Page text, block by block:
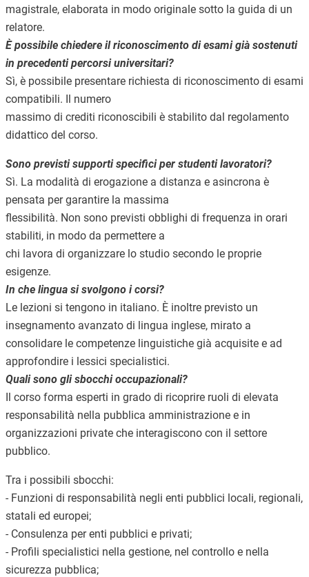
magistrale, elaborata in modo originale sotto la guida di un
relatore.
È possibile chiedere il riconoscimento di esami già sostenuti
in precedenti percorsi universitari?
Sì, è possibile presentare richiesta di riconoscimento di esami
compatibili. Il numero
massimo di crediti riconoscibili è stabilito dal regolamento
didattico del corso.
Sono previsti supporti specifici per studenti lavoratori?
Sì. La modalità di erogazione a distanza e asincrona è
pensata per garantire la massima
flessibilità. Non sono previsti obblighi di frequenza in orari
stabiliti, in modo da permettere a
chi lavora di organizzare lo studio secondo le proprie
esigenze.
In che lingua si svolgono i corsi?
Le lezioni si tengono in italiano. È inoltre previsto un
insegnamento avanzato di lingua inglese, mirato a
consolidare le competenze linguistiche già acquisite e ad
approfondire i lessici specialistici.
Quali sono gli sbocchi occupazionali?
Il corso forma esperti in grado di ricoprire ruoli di elevata
responsabilità nella pubblica amministrazione e in
organizzazioni private che interagiscono con il settore
pubblico.
Tra i possibili sbocchi:
- Funzioni di responsabilità negli enti pubblici locali, regionali,
statali ed europei;
- Consulenza per enti pubblici e privati;
- Profili specialistici nella gestione, nel controllo e nella
sicurezza pubblica;